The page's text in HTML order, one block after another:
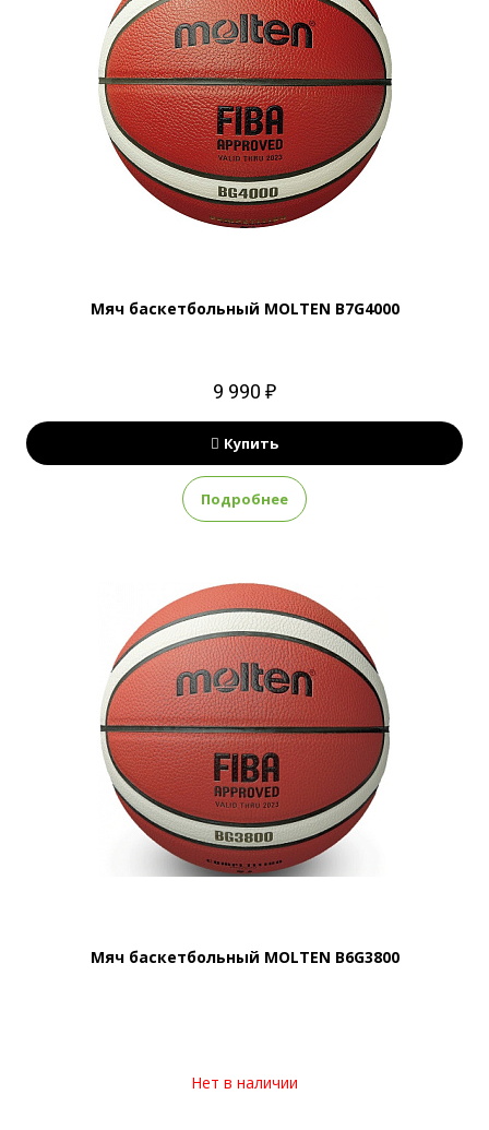
Мяч баскетбольный MOLTEN B7G4000
9 990 ₽
Купить
Подробнее
Мяч баскетбольный MOLTEN B6G3800
Нет в наличии